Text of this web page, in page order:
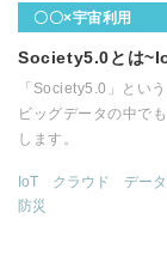
〇〇×宇宙利用
Society5.0とは
「Society5.0」とい
ビッグデータの中で
します。
IoT クラウド デー
防災